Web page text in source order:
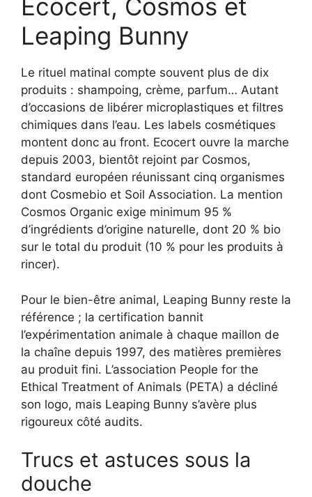
Ecocert, Cosmos et
Leaping Bunny
Le rituel matinal compte souvent plus de dix
produits : shampoing, crème, parfum… Autant
d’occasions de libérer microplastiques et filtres
chimiques dans l’eau. Les labels cosmétiques
montent donc au front. Ecocert ouvre la marche
depuis 2003, bientôt rejoint par Cosmos,
standard européen réunissant cinq organismes
dont Cosmebio et Soil Association. La mention
Cosmos Organic exige minimum 95 %
d’ingrédients d’origine naturelle, dont 20 % bio
sur le total du produit (10 % pour les produits à
rincer).
Pour le bien-être animal, Leaping Bunny reste la
référence ; la certification bannit
l’expérimentation animale à chaque maillon de
la chaîne depuis 1997, des matières premières
au produit fini. L’association People for the
Ethical Treatment of Animals (PETA) a décliné
son logo, mais Leaping Bunny s’avère plus
rigoureux côté audits.
Trucs et astuces sous la
douche